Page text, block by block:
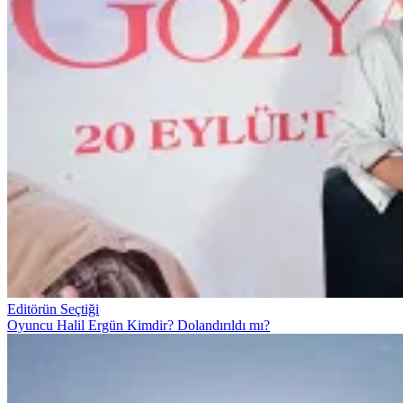
Editörün Seçtiği
Oyuncu Halil Ergün Kimdir? Dolandırıldı mı?